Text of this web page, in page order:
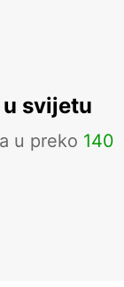
svijetu
u preko 140